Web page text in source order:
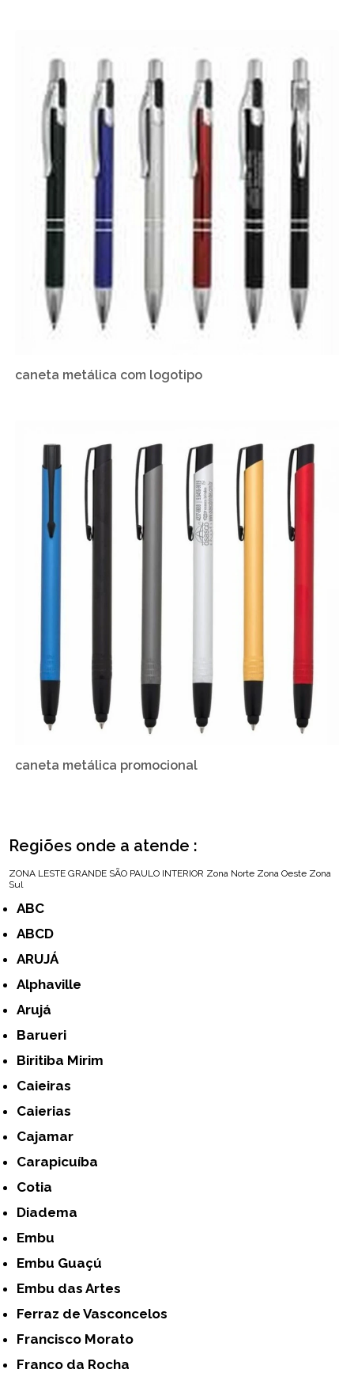
caneta metálica com logotipo
caneta metálica promocional
Regiões onde a atende :
ZONA LESTE GRANDE SÃO PAULO INTERIOR Zona Norte Zona Oeste Zona
Sul
ABC
ABCD
ARUJÁ
Alphaville
Arujá
Barueri
Biritiba Mirim
Caieiras
Caierias
Cajamar
Carapicuíba
Cotia
Diadema
Embu
Embu Guaçú
Embu das Artes
Ferraz de Vasconcelos
Francisco Morato
Franco da Rocha